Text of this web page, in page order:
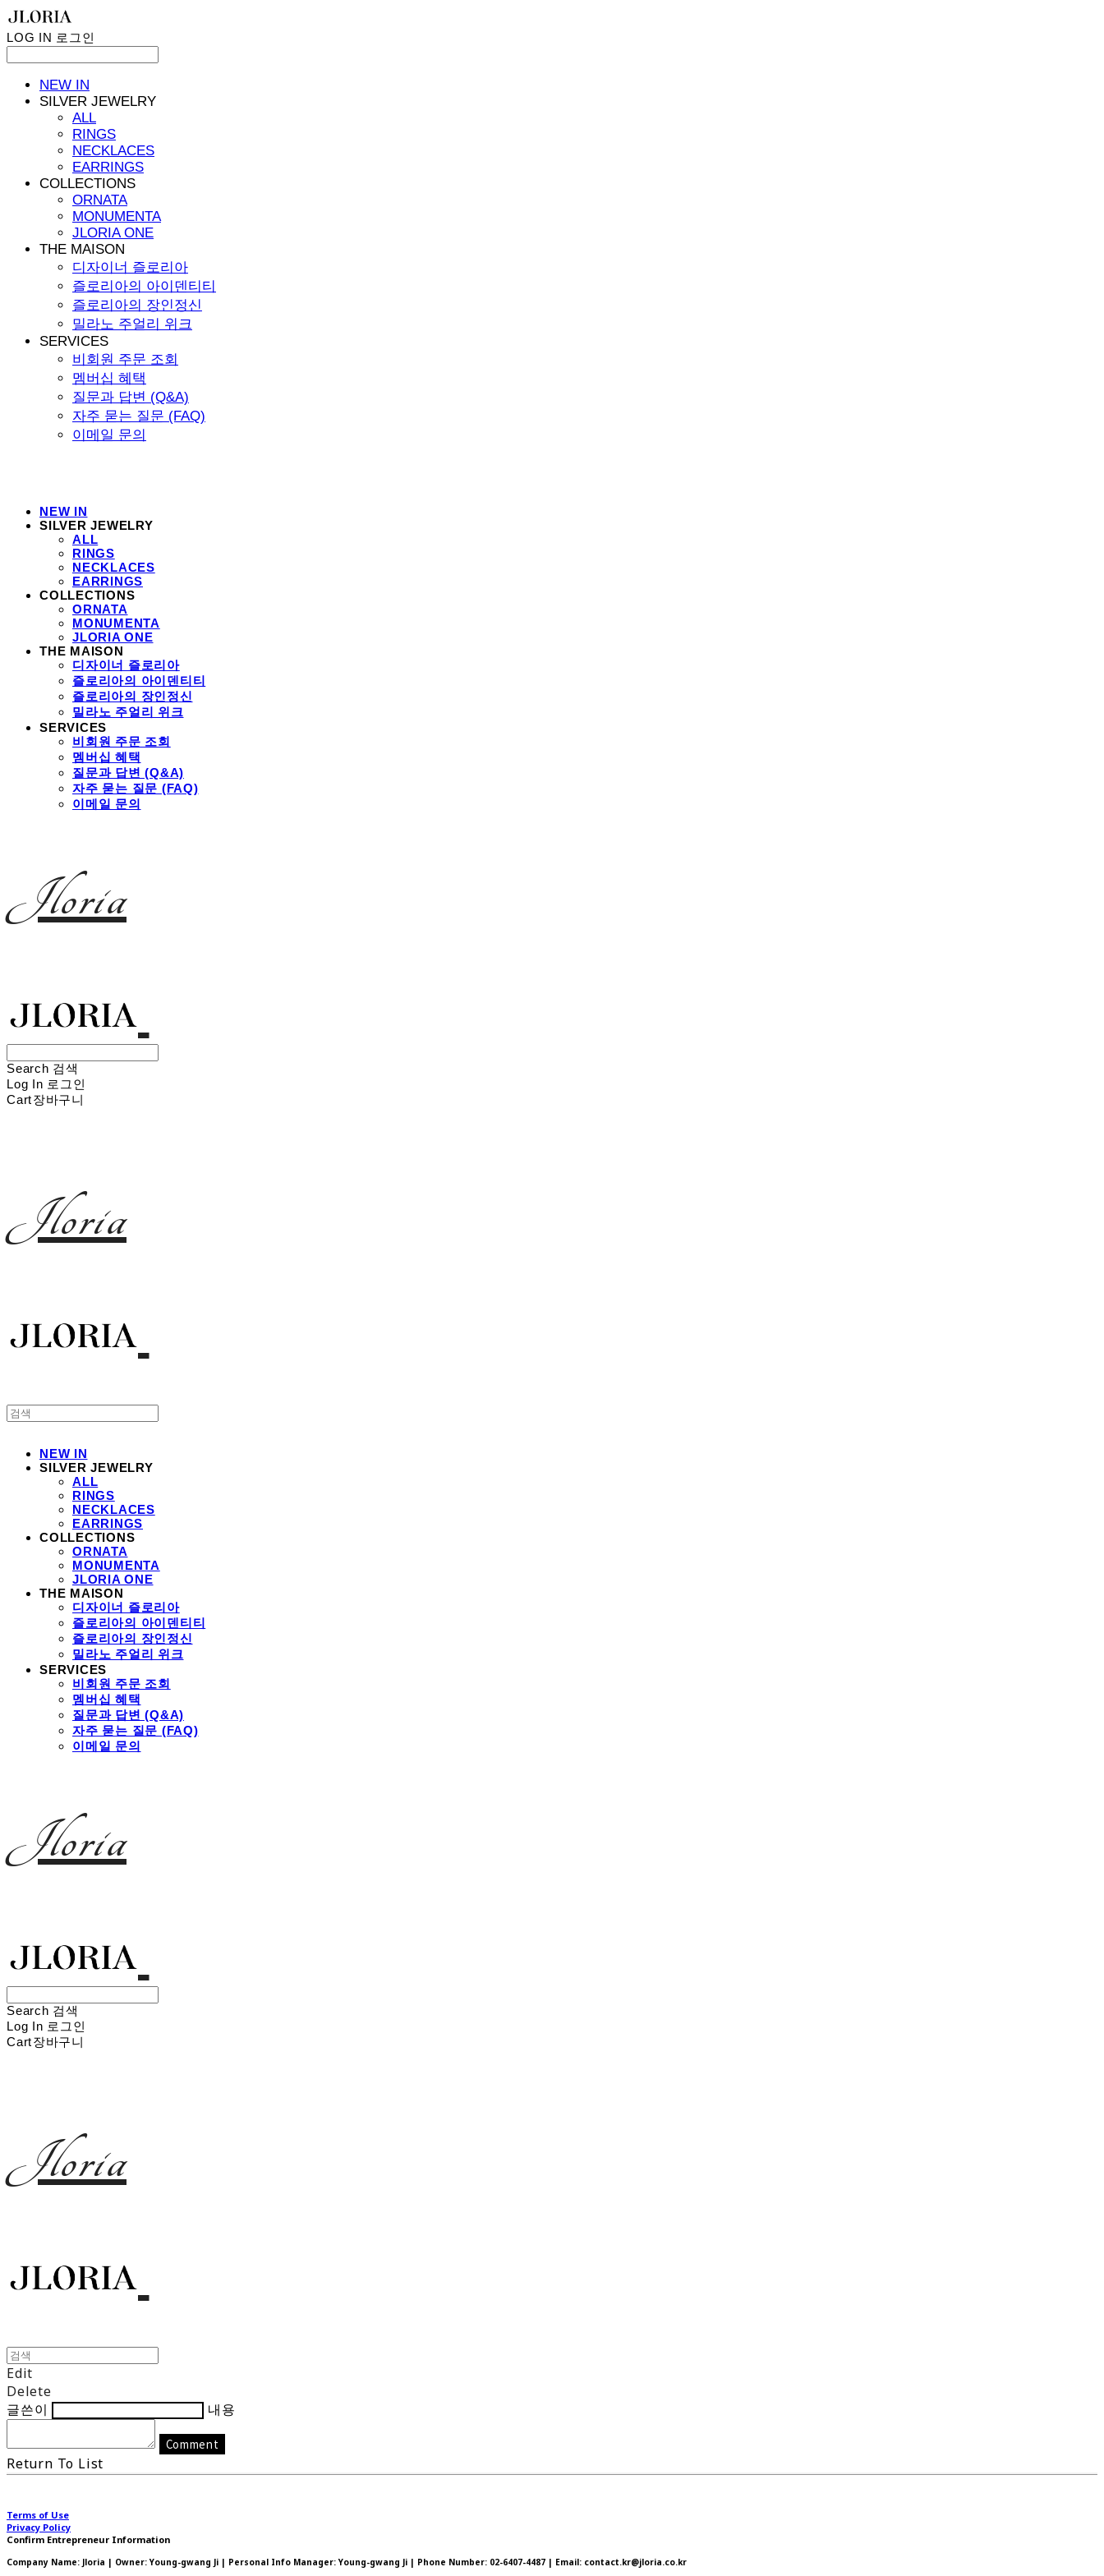
LOG IN 로그인
NEW IN
SILVER JEWELRY
ALL
RINGS
NECKLACES
EARRINGS
COLLECTIONS
ORNATA
MONUMENTA
JLORIA ONE
THE MAISON
디자이너 즐로리아
즐로리아의 아이덴티티
즐로리아의 장인정신
밀라노 주얼리 위크
SERVICES
비회원 주문 조회
멤버십 혜택
질문과 답변 (Q&A)
자주 묻는 질문 (FAQ)
이메일 문의
NEW IN
SILVER JEWELRY
ALL
RINGS
NECKLACES
EARRINGS
COLLECTIONS
ORNATA
MONUMENTA
JLORIA ONE
THE MAISON
디자이너 즐로리아
즐로리아의 아이덴티티
즐로리아의 장인정신
밀라노 주얼리 위크
SERVICES
비회원 주문 조회
멤버십 혜택
질문과 답변 (Q&A)
자주 묻는 질문 (FAQ)
이메일 문의
Jloria
Search 검색
Log In 로그인
Cart장바구니
Jloria
NEW IN
SILVER JEWELRY
ALL
RINGS
NECKLACES
EARRINGS
COLLECTIONS
ORNATA
MONUMENTA
JLORIA ONE
THE MAISON
디자이너 즐로리아
즐로리아의 아이덴티티
즐로리아의 장인정신
밀라노 주얼리 위크
SERVICES
비회원 주문 조회
멤버십 혜택
질문과 답변 (Q&A)
자주 묻는 질문 (FAQ)
이메일 문의
Jloria
Search 검색
Log In 로그인
Cart장바구니
Jloria
Edit
Delete
글쓴이
내용
Comment
Return To List
Terms of Use
Privacy Policy
Confirm Entrepreneur Information
Company Name: Jloria | Owner: Young-gwang Ji | Personal Info Manager: Young-gwang Ji | Phone Number: 02-6407-4487 | Email: contact.kr@jloria.co.kr